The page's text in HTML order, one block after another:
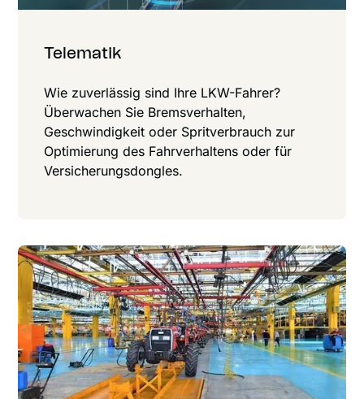
Telematik
Wie zuverlässig sind Ihre LKW-Fahrer?
Überwachen Sie Bremsverhalten,
Geschwindigkeit oder Sprit­verbrauch zur
Optimierung des Fahr­verhaltens oder für
Ver­sicherungsdongles.